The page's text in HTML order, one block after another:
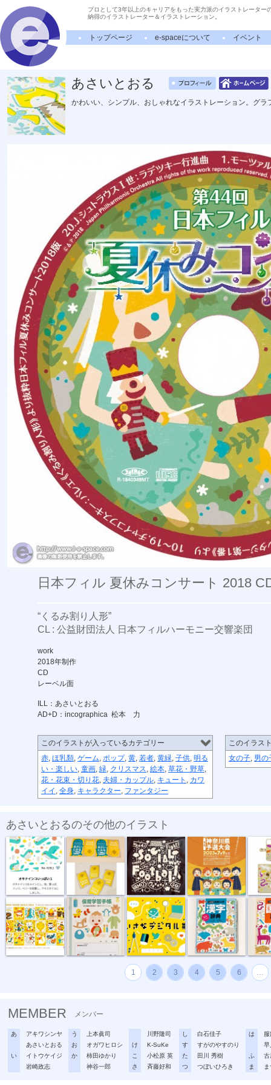
プロとして3年以上のキャリアをもった実力派のイラストレーター
納得のイラストレーター＆イラストレーション。
トップページ e-spaceについて イベント
あさいとおる
かわいい、シンプル、おしゃれなイラストレーション。グ
日本フィル 夏休みコンサート 2018
“くるみ割り人形”
CL : 公益財団法人 日本フィルハーモニー交響楽団
work
2018年制作
CD
レーベル面
ILL：あさいとおる
AD+D：incographica 松本 力
このイラストが入っているカテゴリー
赤, ほ乳類, ゲーム, ポップ, 黄, 若者, 黄緑, 子供, 明る
い・楽しい, 童画, 緑, クリスマス, 絵本, 草花・野草,
花・花束・切り花, 夫婦・カップル, キュート , カワ
イイ , 全身, キャラクター, ファンタジー
このイラス
女の子, 男の
あさいとおるのその他のイラスト
テキスタイル... 名刺2022 ソーシャルフ...
“複十字シー... 母子健康手帳... ちいさなデジ... 例解小学 漢... 例解
1 2 3 4 5 6 …
MEMBER メンバー
あ
アキワシンヤ
あさいとおる
い
イトウケイジ
岩崎政志
う
上本眞司
お
オガワヒロシ
か
柿田ゆかり
神谷一郎
川野隆司
け
K-SuKe
こ
小松原 英
さ
斉藤好和
し
白石佳子
す
すがのやすのり
た
田川 秀樹
つ
つぼいひろき
は
早
ふ
古
ま